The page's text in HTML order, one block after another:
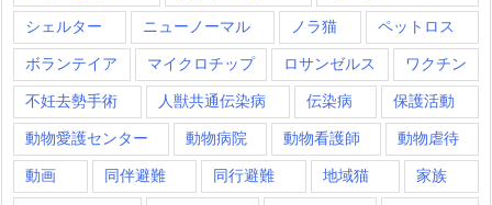
シェルター ニューノーマル ノラ猫 ペットロス
ボランテイア マイクロチップ ロサンゼルス ワクチン
不妊去勢手術 人獣共通伝染病 伝染病 保護活動
動物愛護センター 動物病院 動物看護師 動物虐待
動画 同伴避難 同行避難 地域猫 家族